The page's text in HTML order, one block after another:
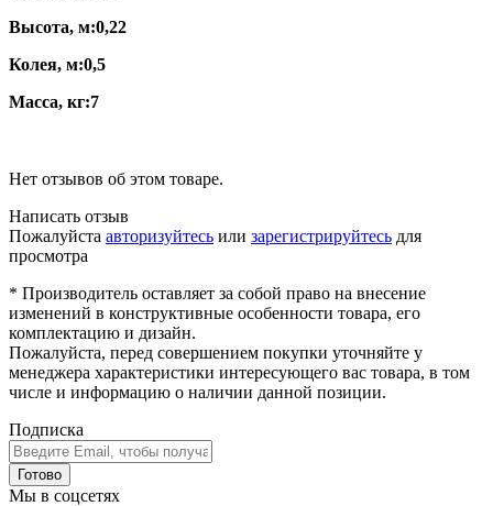
Высота, м:0,22
Колея, м:0,5
Масса, кг:7
Нет отзывов об этом товаре.
Написать отзыв
Пожалуйста авторизуйтесь или зарегистрируйтесь для
просмотра
* Производитель оставляет за собой право на внесение
изменений в конструктивные особенности товара, его
комплектацию и дизайн.
Пожалуйста, перед совершением покупки уточняйте у
менеджера характеристики интересующего вас товара, в том
числе и информацию о наличии данной позиции.
Подписка
Готово
Мы в соцсетях